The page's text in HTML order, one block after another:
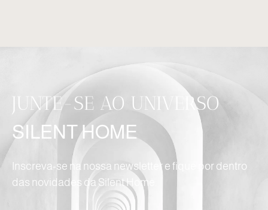
JUNTE-SE AO UNIVERSO
SILENT HOME
Inscreva-se na nossa newsletter e fique por dentro
das novidades da Silent Home.